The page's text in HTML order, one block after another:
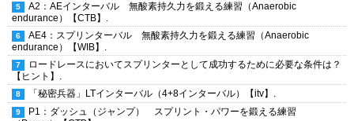
A2：AEインターバル 無酸素持久力を鍛える練習（Anaerobic
endurance）【CTB】.
AE4：スプリンターバル 無酸素持久力を鍛える練習（Anaerobic
endurance）【WIB】.
ロードレースにおいてスプリンターとして成功するために必要な条件は？
【ヒント】.
「秘密兵器」LTインターバル（4+8インターバル）【itv】.
P1：ダッシュ（ジャンプ） スプリント・パワーを鍛える練習